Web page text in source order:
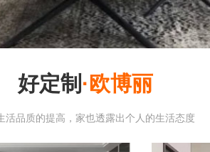
好定制 ·欧博丽
活品质的提高，家也透露出个人的生活态度